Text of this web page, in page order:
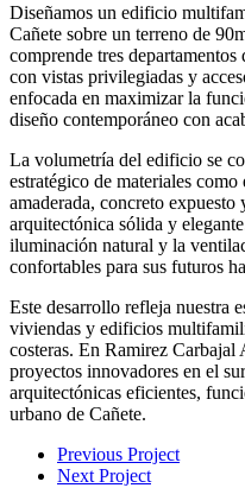
Diseñamos un edificio
Cañete sobre un terreno de
comprende tres
con vistas privilegiadas y
enfocada en maximizar la
diseño contemporáneo con
La volumetría del edificio se
estratégico de materiales
amaderada, concreto
arquitectónica sólida y
iluminación natural y la
confortables para sus futuros
Este desarrollo refleja nuestra
viviendas y edificios
costeras. En Ramirez Carbajal
proyectos innovadores en el
arquitectónicas eficientes,
urbano de Cañete.
Previous Project
Next Project